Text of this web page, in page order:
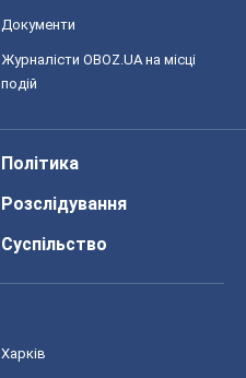
Документи
Журналісти OBOZ.UA на місці
подій
Політика
Розслідування
Суспільство
Харків